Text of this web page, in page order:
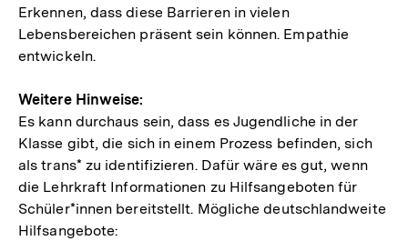
Erkennen, dass diese Barrieren in vielen
Lebensbereichen präsent sein können. Empathie
entwickeln.
Weitere Hinweise:
Es kann durchaus sein, dass es Jugendliche in der
Klasse gibt, die sich in einem Prozess befinden, sich
als trans* zu identifizieren. Dafür wäre es gut, wenn
die Lehrkraft Informationen zu Hilfsangeboten für
Schüler*innen bereitstellt. Mögliche deutschlandweite
Hilfsangebote: